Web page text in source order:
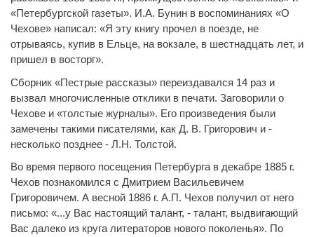
«Петербургской газеты». И.А. Бунин в воспоминаниях «О
Чехове» написал: «Я эту книгу прочел в поезде, не
отрываясь, купив в Ельце, на вокзале, в шестнадцать лет, и
пришел в восторг».
Сборник «Пестрые рассказы» переиздавался 14 раз и
вызвал многочисленные отклики в печати. Заговорили о
Чехове и «толстые журналы». Его произведения были
замечены такими писателями, как Д. В. Григорович и -
несколько позднее - Л.Н. Толстой.
Во время первого посещения Петербурга в декабре 1885 г.
Чехов познакомился с Дмитрием Васильевичем
Григоровичем. А весной 1886 г. А.П. Чехов получил от него
письмо: «...у Вас настоящий талант, - талант, выдвигающий
Вас далеко из круга литераторов нового поколенья». По